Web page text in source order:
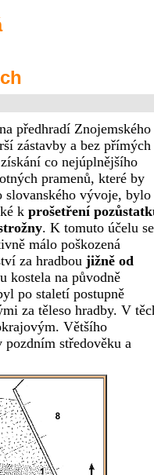
předhradí Znojemského
zástavby a bez přímých
co nejúplnějšího
pramenů, které by
slovanského vývoje, bylo
k prošetření
. K tomuto účelu se
málo poškozená
za hradbou jižně od
kostela na původně
po staletí postupně
za těleso hradby. V
Většího
středověku a